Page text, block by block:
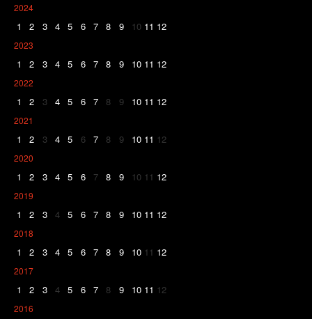
2024
1 2 3 4 5 6 7 8 9 10 11 12
2023
1 2 3 4 5 6 7 8 9 10 11 12
2022
1 2 3 4 5 6 7 8 9 10 11 12
2021
1 2 3 4 5 6 7 8 9 10 11 12
2020
1 2 3 4 5 6 7 8 9 10 11 12
2019
1 2 3 4 5 6 7 8 9 10 11 12
2018
1 2 3 4 5 6 7 8 9 10 11 12
2017
1 2 3 4 5 6 7 8 9 10 11 12
2016